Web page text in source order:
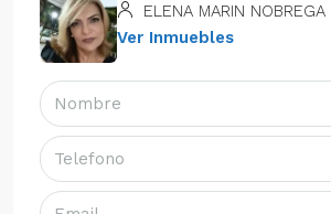
ELENA MARIN NOBREGA
Ver Inmuebles